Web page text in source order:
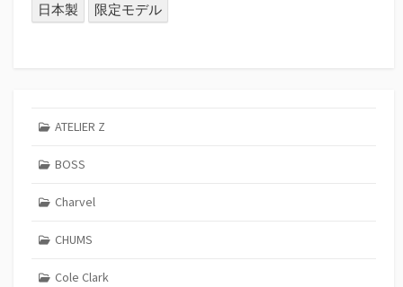
日本製
限定モデル
ATELIER Z
BOSS
Charvel
CHUMS
Cole Clark